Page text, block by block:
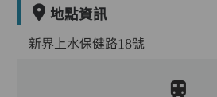
地點資訊
新界上水保健路18號